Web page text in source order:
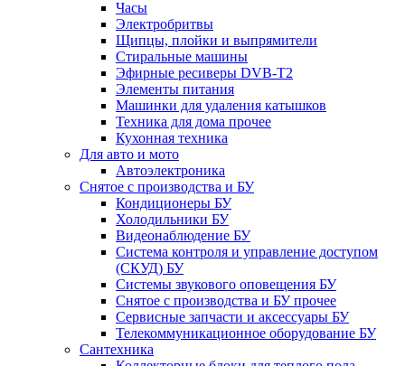
Часы
Электробритвы
Щипцы, плойки и выпрямители
Стиральные машины
Эфирные ресиверы DVB-T2
Элементы питания
Машинки для удаления катышков
Техника для дома прочее
Кухонная техника
Для авто и мото
Автоэлектроника
Снятое с производства и БУ
Кондиционеры БУ
Холодильники БУ
Видеонаблюдение БУ
Система контроля и управление доступом
(СКУД) БУ
Системы звукового оповещения БУ
Снятое с производства и БУ прочее
Сервисные запчасти и аксессуары БУ
Телекоммуникационное оборудование БУ
Сантехника